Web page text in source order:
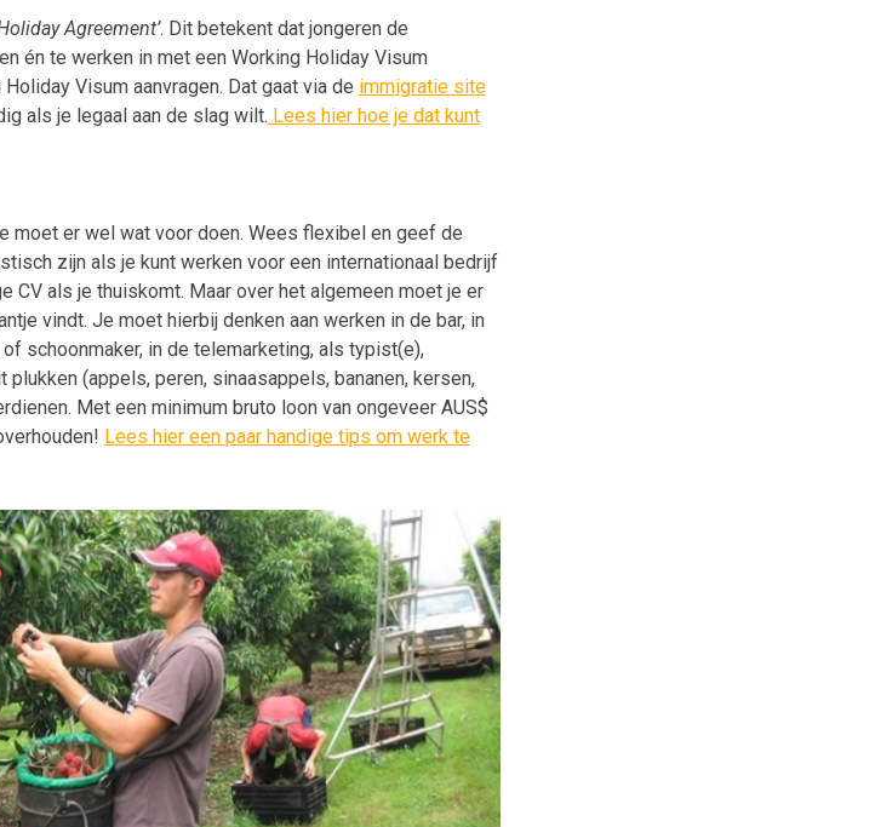
Agreement’. Dit betekent dat jongeren de
én te werken in met een Working Holiday Visum
Visum aanvragen. Dat gaat via de immigratie site
als je legaal aan de slag wilt. Lees hier hoe je dat kunt
moet er wel wat voor doen. Wees flexibel en geef de
zijn als je kunt werken voor een internationaal bedrijf
CV als je thuiskomt. Maar over het algemeen moet je er
vindt. Je moet hierbij denken aan werken in de bar, in
schoonmaker, in de telemarketing, als typist(e),
(appels, peren, sinaasappels, bananen, kersen,
Met een minimum bruto loon van ongeveer AUS$
Lees hier een paar handige tips om werk te